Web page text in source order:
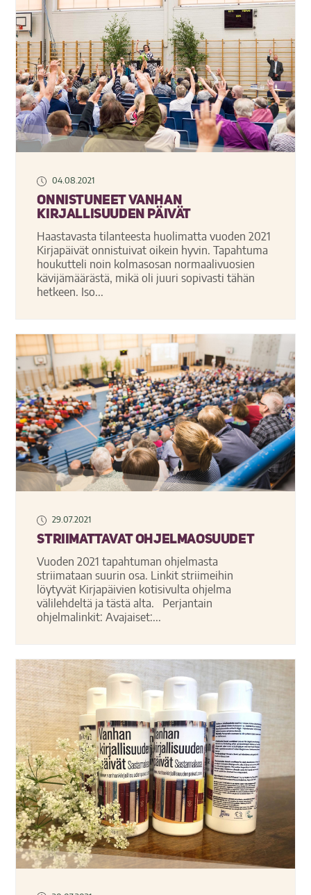
04.08.2021
Onnistuneet Vanhan
kirjallisuuden päivät
Haastavasta tilanteesta huolimatta vuoden 2021
Kirjapäivät onnistuivat oikein hyvin. Tapahtuma
houkutteli noin kolmasosan normaalivuosien
kävijämäärästä, mikä oli juuri sopivasti tähän
hetkeen. Iso...
29.07.2021
Striimattavat ohjelmaosuudet
Vuoden 2021 tapahtuman ohjelmasta
striimataan suurin osa. Linkit striimeihin
löytyvät Kirjapäivien kotisivulta ohjelma
välilehdeltä ja tästä alta. Perjantain
ohjelmalinkit: Avajaiset:...